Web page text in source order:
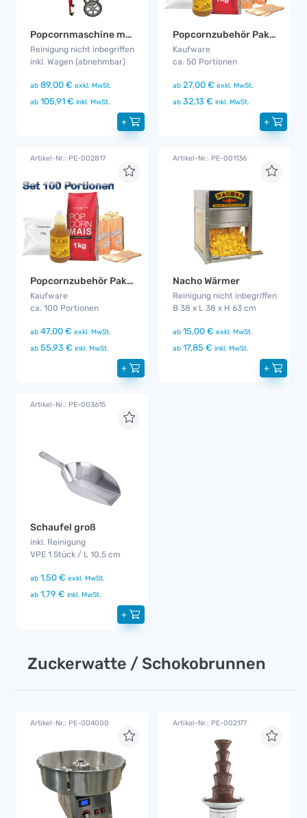
Popcornmaschine mit Wagen
Reinigung nicht inbegriffen
inkl. Wagen (abnehmbar)
ab 89,00 € exkl. MwSt.
ab 105,91 € inkl. MwSt.
+
Popcornzubehör Paket 50
Kaufware
ca. 50 Portionen
ab 27,00 € exkl. MwSt.
ab 32,13 € inkl. MwSt.
+
Artikel-Nr.: PE-002817
Popcornzubehör Paket 100
Kaufware
ca. 100 Portionen
ab 47,00 € exkl. MwSt.
ab 55,93 € inkl. MwSt.
+
Artikel-Nr.: PE-001136
Nacho Wärmer
Reinigung nicht inbegriffen
B 38 x L 38 x H 63 cm
ab 15,00 € exkl. MwSt.
ab 17,85 € inkl. MwSt.
+
Artikel-Nr.: PE-003615
Schaufel groß
inkl. Reinigung
VPE 1 Stück / L 10,5 cm
ab 1,50 € exkl. MwSt.
ab 1,79 € inkl. MwSt.
+
Zuckerwatte / Schokobrunnen
Artikel-Nr.: PE-004000 Artikel-Nr.: PE-002177